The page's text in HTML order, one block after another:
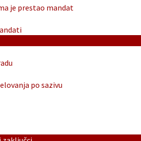
je prestao mandat
po sazivu